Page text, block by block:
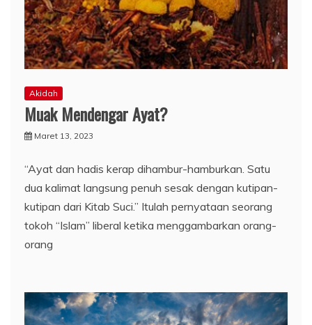
Akidah
Muak Mendengar Ayat?
Maret 13, 2023
“Ayat dan hadis kerap dihambur-hamburkan. Satu
dua kalimat langsung penuh sesak dengan kutipan-
kutipan dari Kitab Suci.” Itulah pernyataan seorang
tokoh “Islam” liberal ketika menggambarkan orang-
orang